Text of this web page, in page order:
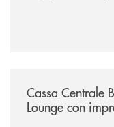
negoziazione
Cassa Centrale
Lounge con